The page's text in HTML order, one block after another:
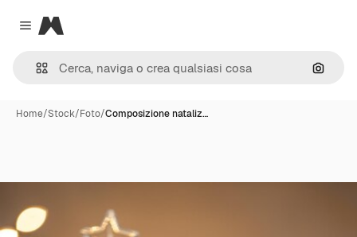
Close menu
Magnific
Cerca
Home/Stock/Foto/Composizione nataliz…